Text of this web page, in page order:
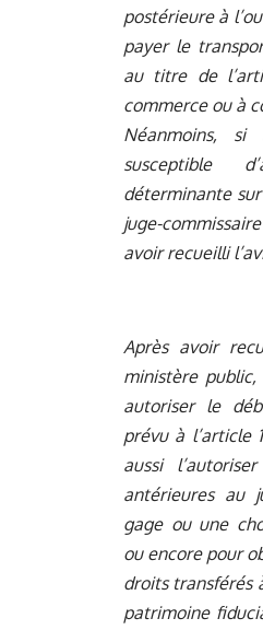
postérieure à
payer le
au titre de
commerce ou à
Néanmoins,
susceptible
déterminante
juge-
avoir recueilli
Après avoir
ministère
autoriser le
prévu à l’article
aussi
antérieures au
gage ou une
ou encore pour
droits transférés
patrimoine